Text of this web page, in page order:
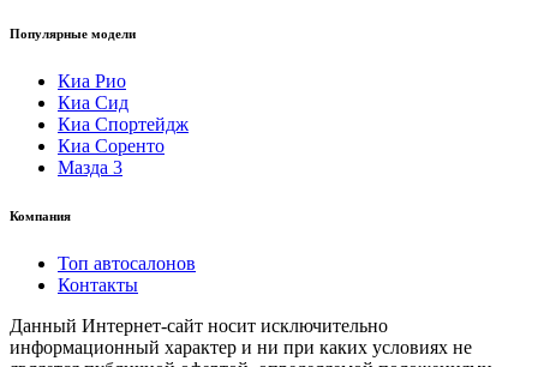
Популярные модели
Киа Рио
Киа Сид
Киа Спортейдж
Киа Соренто
Мазда 3
Компания
Топ автосалонов
Контакты
Данный Интернет-сайт носит исключительно
информационный характер и ни при каких условиях не